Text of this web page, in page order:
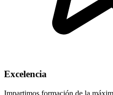
Excelencia